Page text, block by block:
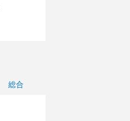
総合